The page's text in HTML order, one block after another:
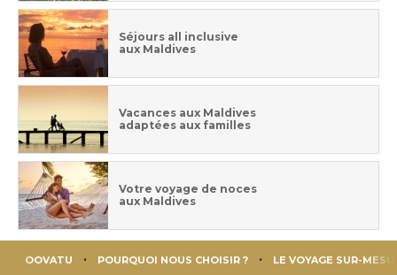
Séjours all inclusive
aux Maldives
Vacances aux Maldives
adaptées aux familles
Votre voyage de noces
aux Maldives
OOVATU POURQUOI NOUS CHOISIR ? LE VOYAGE SUR-